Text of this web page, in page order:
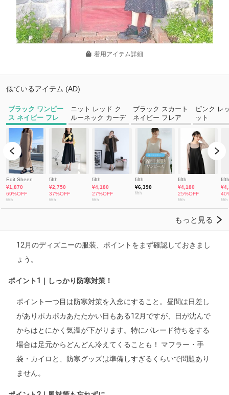
着用アイテム詳細
12月のディズニーの服装、ポイントをまず確認しておきまし
ょう。
ポイント1｜しっかり防寒対策！
ポイント一つ目は防寒対策を入念にすること。昼間は日差し
がありポカポカあたたかい日もある12月ですが、日が沈んで
からはとにかく気温が下がります。特にパレード待ちをする
場合は足元からどんどん冷えてくることも！ マフラー・手
袋・カイロと、防寒グッズは準備しすぎるくらいで問題あり
ません。